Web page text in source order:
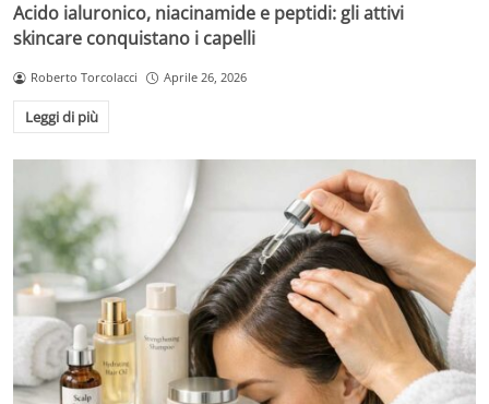
Acido ialuronico, niacinamide e peptidi: gli attivi
skincare conquistano i capelli
Roberto Torcolacci Aprile 26, 2026
Leggi di più